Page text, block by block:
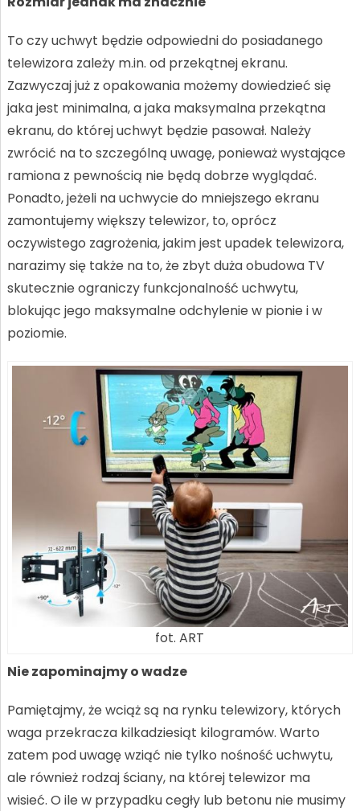
To czy uchwyt będzie odpowiedni do posiadanego
telewizora zależy m.in. od przekątnej ekranu.
Zazwyczaj już z opakowania możemy dowiedzieć się
jaka jest minimalna, a jaka maksymalna przekątna
ekranu, do której uchwyt będzie pasował. Należy
zwrócić na to szczególną uwagę, ponieważ wystające
ramiona z pewnością nie będą dobrze wyglądać.
Ponadto, jeżeli na uchwycie do mniejszego ekranu
zamontujemy większy telewizor, to, oprócz
oczywistego zagrożenia, jakim jest upadek telewizora,
narazimy się także na to, że zbyt duża obudowa TV
skutecznie ograniczy funkcjonalność uchwytu,
blokując jego maksymalne odchylenie w pionie i w
poziomie.
fot. ART
Nie zapominajmy o wadze
Pamiętajmy, że wciąż są na rynku telewizory, których
waga przekracza kilkadziesiąt kilogramów. Warto
zatem pod uwagę wziąć nie tylko nośność uchwytu,
ale również rodzaj ściany, na której telewizor ma
wisieć. O ile w przypadku cegły lub betonu nie musimy